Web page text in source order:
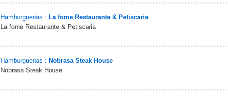
Hamburguerias : La fome Restaurante & Petiscaria
La fome Restaurante & Petiscaria
Hamburguerias : Nobrasa Steak House
Nobrasa Steak House